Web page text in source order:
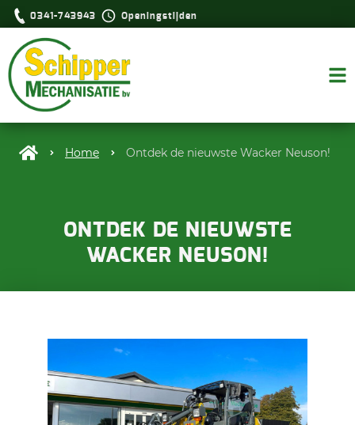
0341-743943 Openingstijden
Home Ontdek de nieuwste Wacker Neuson!
ONTDEK DE NIEUWSTE
WACKER NEUSON!